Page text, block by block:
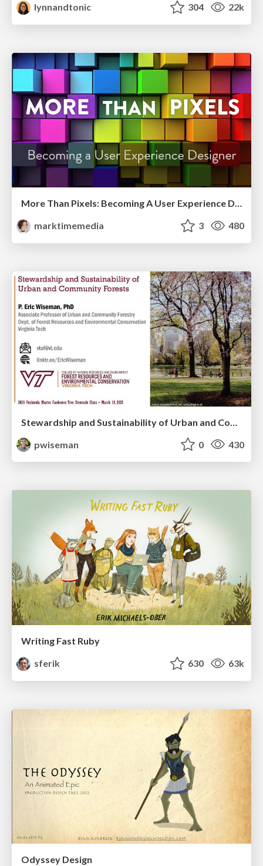
lynnandtonic 304 22k
More Than Pixels: Becoming A User Experience Designer
marktimemedia
3 480
pwiseman
0 430
Writing Fast Ruby
sferik
630 63k
Odyssey Design